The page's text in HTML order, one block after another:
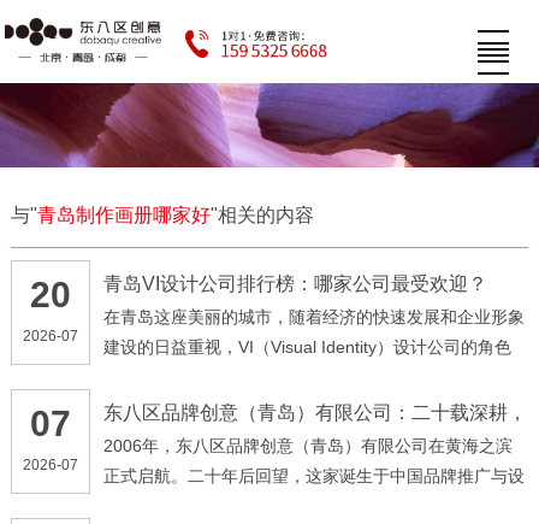
与"青岛制作画册哪家好"相关的内容
20
2026-07
青岛VI设计公司排行榜：哪家公司最受欢迎？
在青岛这座美丽的城市，随着经济的快速发展和企业形象
建设的日益重视，VI（Visual Identity）设计公司的角色
释，更是一种文化和价值的表达。那么，在这样一个竞争
激烈的市场中，哪家ip设计公司最受欢迎呢？让我们一探
究竟。
07
2026-07
东八区品牌创意（青岛）有限公司：二十载深耕，
以创意点亮品牌未来
2006年，东八区品牌创意（青岛）有限公司在黄海之滨
正式启航。二十年后回望，这家诞生于中国品牌推广与设